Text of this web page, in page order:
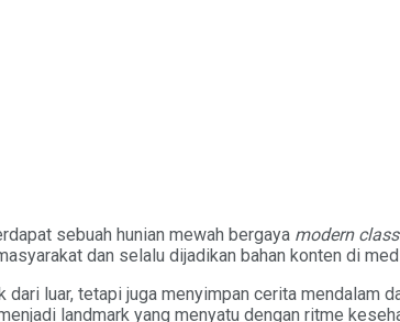
sebuah hunian mewah bergaya modern
dan selalu dijadikan bahan konten di
luar, tetapi juga menyimpan cerita mendalam
landmark yang menyatu dengan ritme